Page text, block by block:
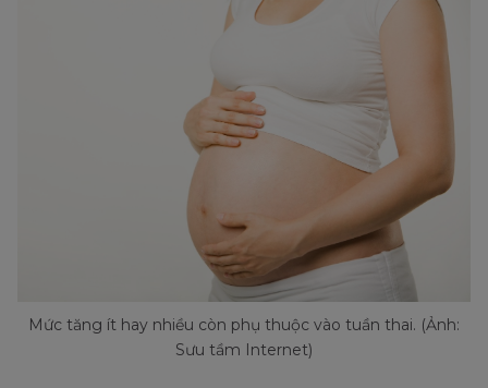
Mức tăng ít hay nhiều còn phụ thuộc vào tuần thai. (Ảnh:
Sưu tầm Internet)